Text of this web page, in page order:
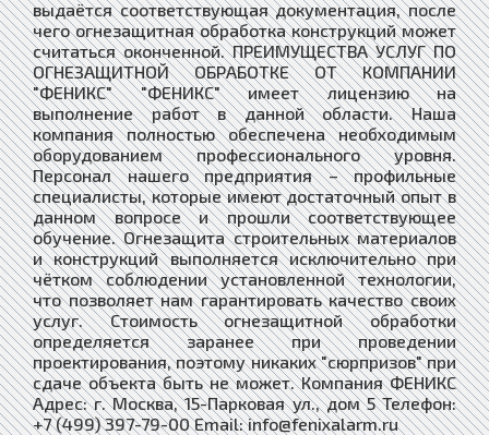
выдаётся соответствующая документация, после
чего огнезащитная обработка конструкций может
считаться оконченной. ПРЕИМУЩЕСТВА УСЛУГ ПО
ОГНЕЗАЩИТНОЙ ОБРАБОТКЕ ОТ КОМПАНИИ
"ФЕНИКС" "ФЕНИКС" имеет лицензию на
выполнение работ в данной области. Наша
компания полностью обеспечена необходимым
оборудованием профессионального уровня.
Персонал нашего предприятия – профильные
специалисты, которые имеют достаточный опыт в
данном вопросе и прошли соответствующее
обучение. Огнезащита строительных материалов
и конструкций выполняется исключительно при
чётком соблюдении установленной технологии,
что позволяет нам гарантировать качество своих
услуг. Стоимость огнезащитной обработки
определяется заранее при проведении
проектирования, поэтому никаких "сюрпризов" при
сдаче объекта быть не может. Компания ФЕНИКС
Адрес: г. Москва, 15-Парковая ул., дом 5 Телефон:
+7 (499) 397-79-00 Email: info@fenixalarm.ru